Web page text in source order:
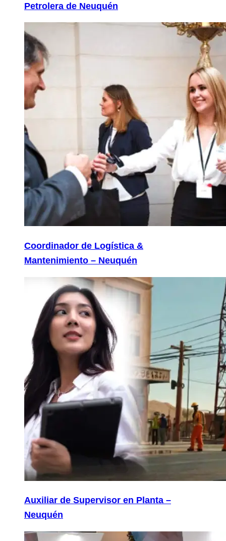
Petrolera de Neuquén
Coordinador de Logística &
Mantenimiento – Neuquén
Auxiliar de Supervisor en Planta –
Neuquén